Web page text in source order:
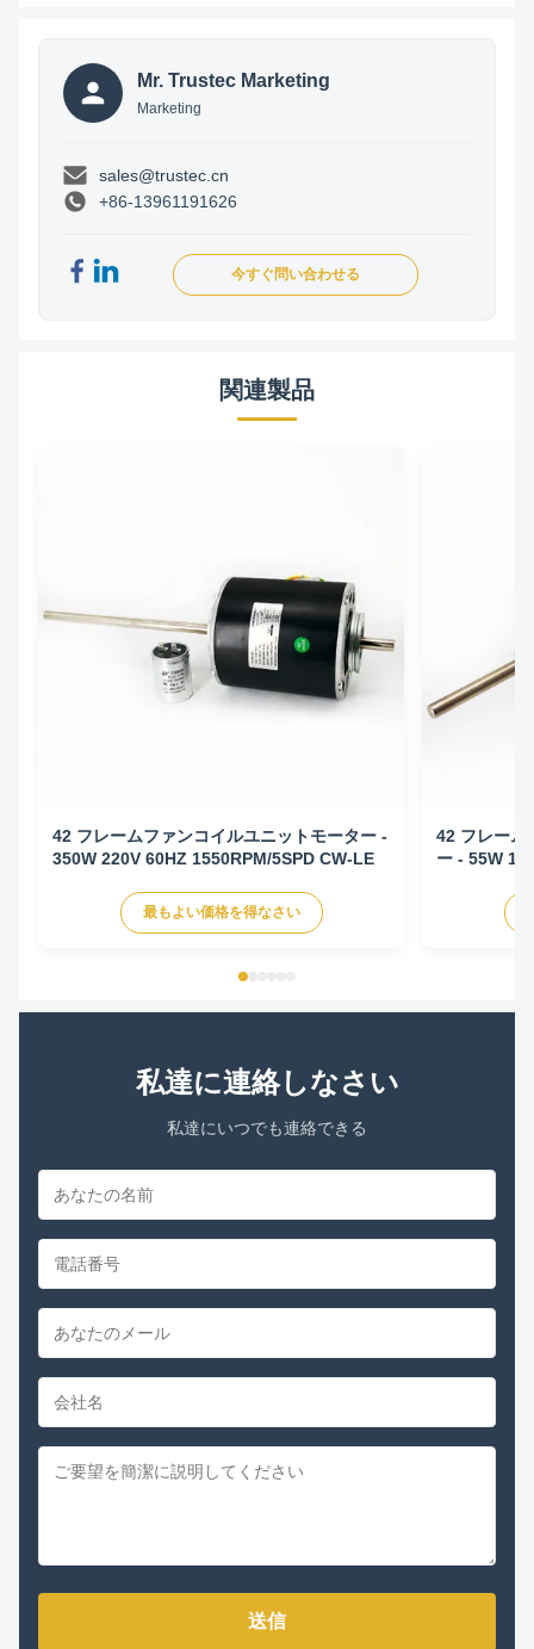
Mr. Trustec Marketing
Marketing
sales@trustec.cn
+86-13961191626
今すぐ問い合わせる
関連製品
42 フレームファンコイルユニットモーター -
350W 220V 60HZ 1550RPM/5SPD CW-LE
最もよい価格を得なさい
42 フレーム
ー - 55W
私達に連絡しなさい
私達にいつでも連絡できる
送信